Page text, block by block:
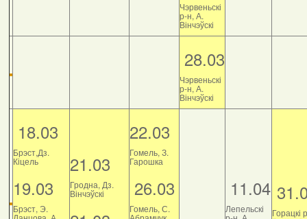
Чэрвеньскі
р-н, А.
Вінчэўскі
28.03
Чэрвеньскі
р-н, А.
Вінчэўскі
18.03
Брэст,Дз.
Кіцель
19.03
Брэст, Э.
21.03
Гродна, Дз.
Вінчэўскі
22.03
Гомель, З.
Гарошка
26.03
Гомель, С.
11.04
Лепельскі Горацкі